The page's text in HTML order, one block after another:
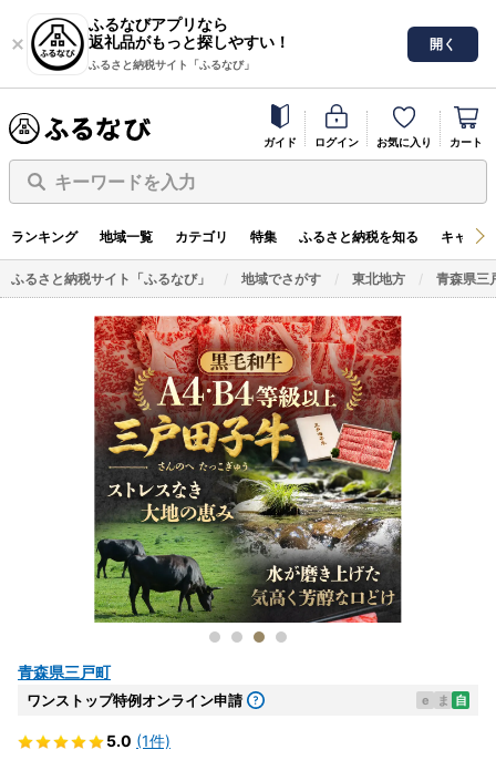
ふるなびアプリなら
返礼品がもっと探しやすい！
ふるさと納税サイト「ふるなび」
開く
ガイド ログイン お気に入り カート
キーワードを入力
ランキング 地域一覧 カテゴリ 特集 ふるさと納税を知る キャン
ふるさと納税サイト「ふるなび」 地域でさがす 東北地方 青森県三
青森県三戸町
ワンストップ特例オンライン申請 e ま 自
5.0 (1件)